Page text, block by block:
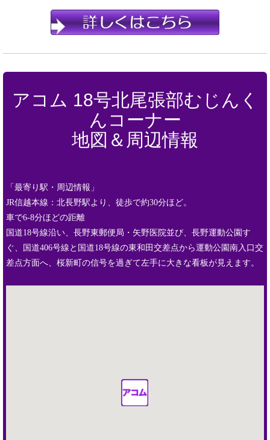
アコム 18号北尾張部むじんく
んコーナー
地図＆周辺情報
「最寄り駅・周辺情報」
JR信越本線：北長野駅より、徒歩で約30分ほど。
車で6-8分ほどの距離
国道18号線沿い、長野東郵便局・矢野医院並び、長野運動公園す
ぐ、国道406号線と国道18号線の東和田交差点から運動公園南入口交
差点方面へ、桜新町の信号を過ぎて左手に大きな看板が見えます。